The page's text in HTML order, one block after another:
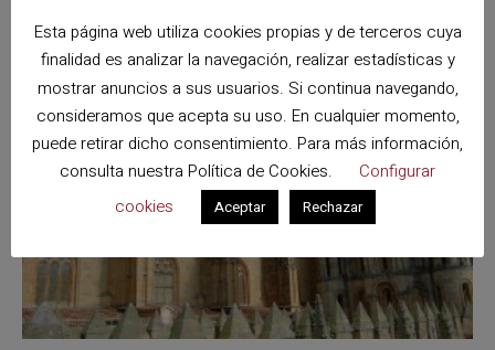
Esta página web utiliza cookies propias y de terceros cuya
finalidad es analizar la navegación, realizar estadísticas y
mostrar anuncios a sus usuarios. Si continua navegando,
consideramos que acepta su uso. En cualquier momento,
puede retirar dicho consentimiento. Para más información,
consulta nuestra Política de Cookies.
Configurar
cookies
Aceptar Rechazar